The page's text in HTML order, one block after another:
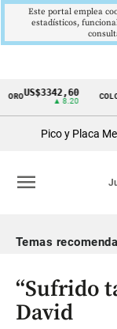
Cintillo
Colombia
US$3342,60
▲ 8.20
COLCAP
Pico y Placa
menu
Temas
“Sufrido
David
Este portal emplea
estadísticos,